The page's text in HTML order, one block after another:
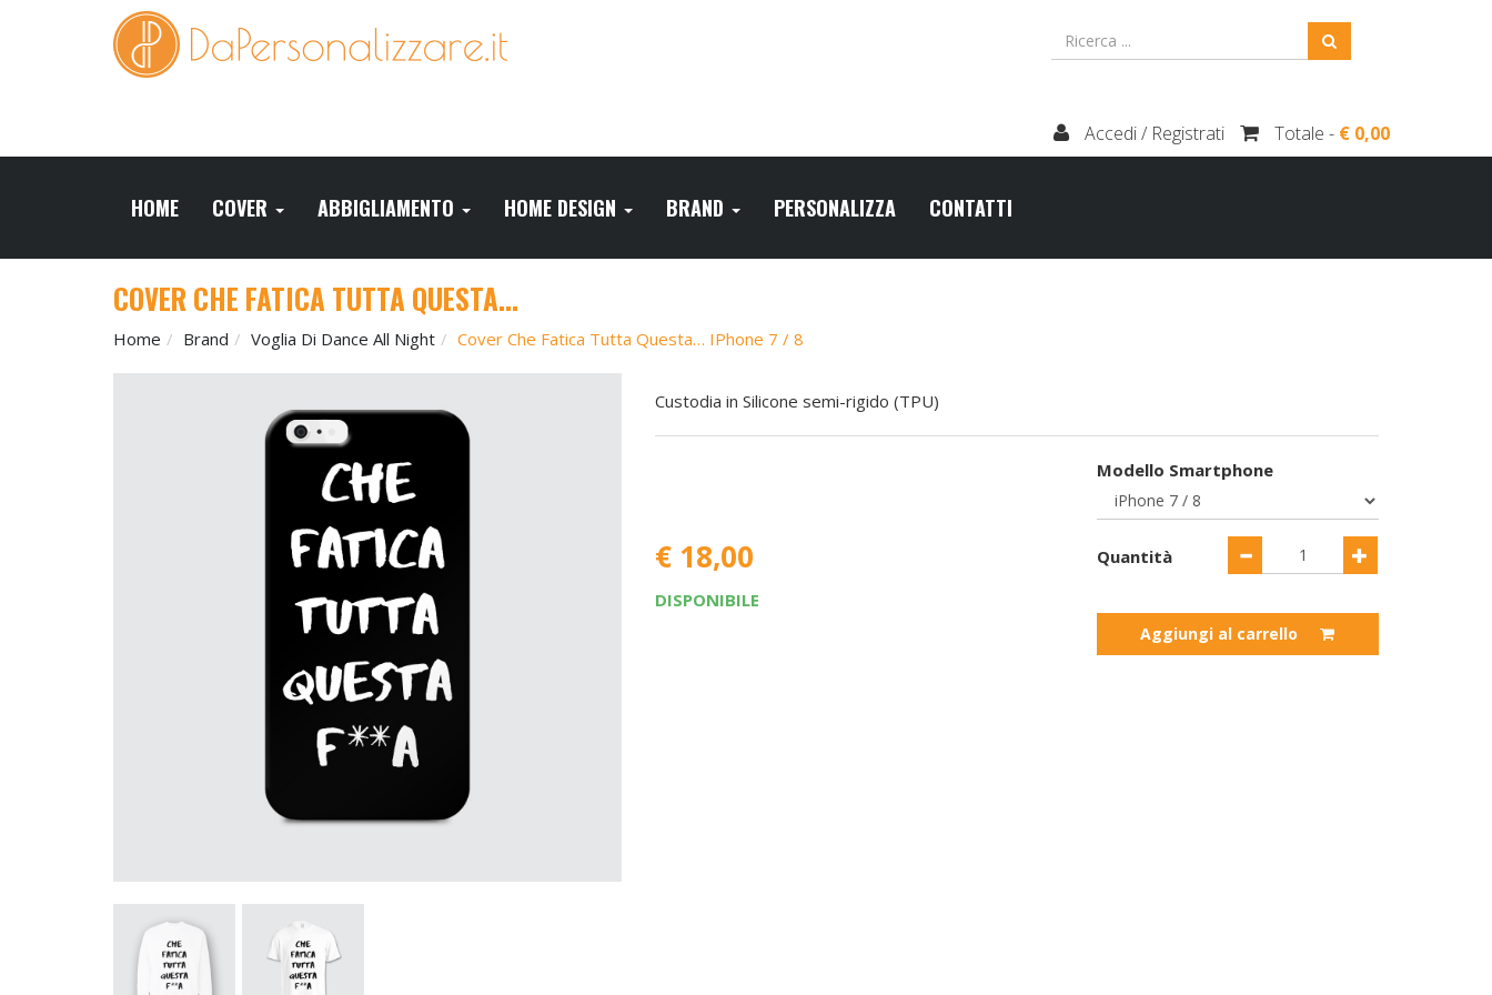
Accedi / Registrati Totale - € 0,00
HOME COVER ABBIGLIAMENTO HOME DESIGN BRAND PERSONALIZZA CONTATTI
COVER CHE FATICA TUTTA QUESTA…
Home Brand Voglia Di Dance All Night Cover Che Fatica Tutta Questa… IPhone 7 / 8
Custodia in Silicone semi-rigido (TPU)
Modello Smartphone
€ 18,00
DISPONIBILE
Quantità
Aggiungi al carrello